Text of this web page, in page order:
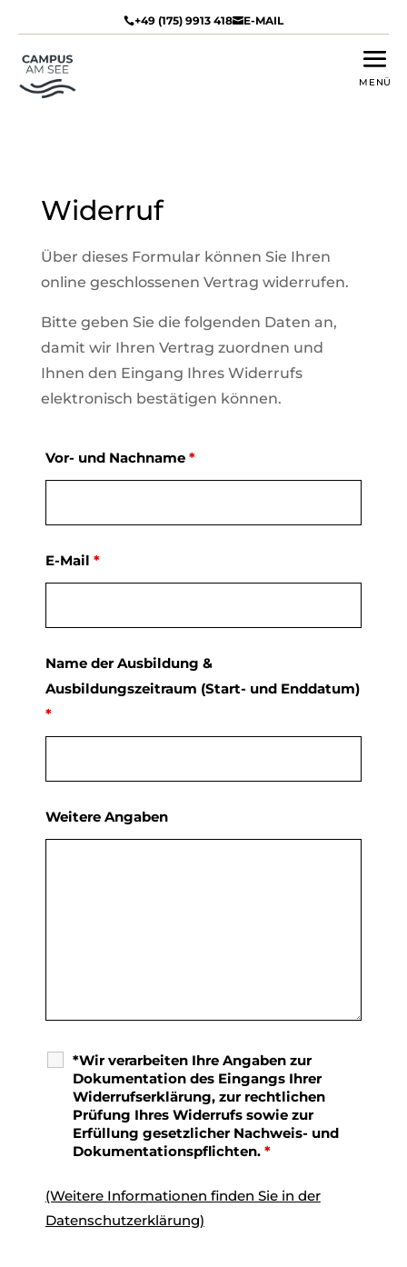
+49 (175) 9913 418E-MAIL
Widerruf
Über dieses Formular können Sie Ihren
online geschlossenen Vertrag widerrufen.
Bitte geben Sie die folgenden Daten an,
damit wir Ihren Vertrag zuordnen und
Ihnen den Eingang Ihres Widerrufs
elektronisch bestätigen können.
Vor- und Nachname *
E-Mail *
Name der Ausbildung &
Ausbildungszeitraum (Start- und Enddatum)
*
Weitere Angaben
*Wir verarbeiten Ihre Angaben zur
Dokumentation des Eingangs Ihrer
Widerrufserklärung, zur rechtlichen
Prüfung Ihres Widerrufs sowie zur
Erfüllung gesetzlicher Nachweis- und
Dokumentationspflichten. *
(Weitere Informationen finden Sie in der
Datenschutzerklärung)